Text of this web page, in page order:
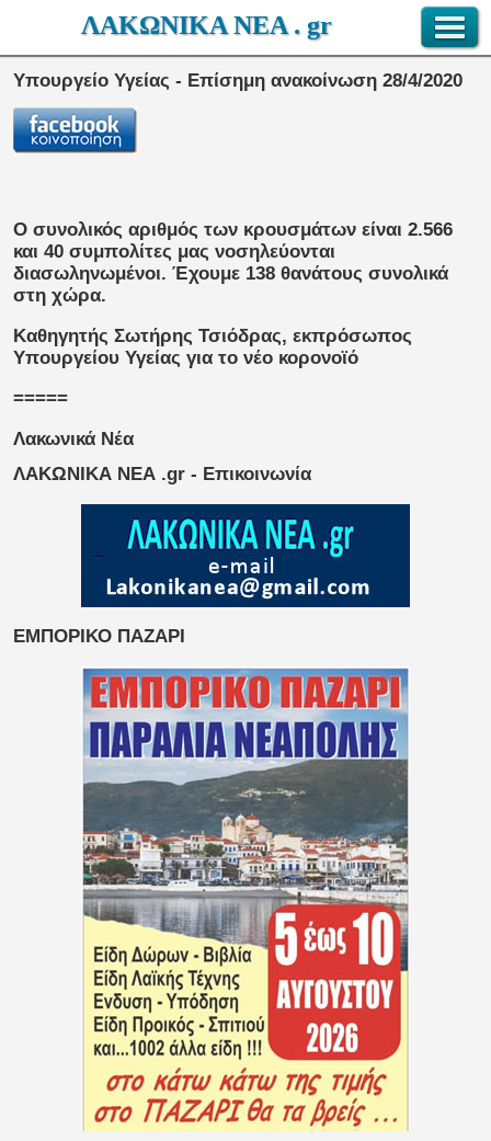
ΛΑΚΩΝΙΚΑ ΝΕΑ . gr
Υπουργείο Υγείας - Επίσημη ανακοίνωση 28/4/2020
Ο συνολικός αριθμός των κρουσμάτων είναι 2.566
και 40 συμπολίτες μας νοσηλεύονται
διασωληνωμένοι. Έχουμε 138 θανάτους συνολικά
στη χώρα.
Καθηγητής Σωτήρης Τσιόδρας, εκπρόσωπος
Υπουργείου Υγείας για το νέο κορονοϊό
=====
Λακωνικά Νέα
ΛΑΚΩΝΙΚΑ ΝΕΑ .gr - Επικοινωνία
ΕΜΠΟΡΙΚΟ ΠΑΖΑΡΙ